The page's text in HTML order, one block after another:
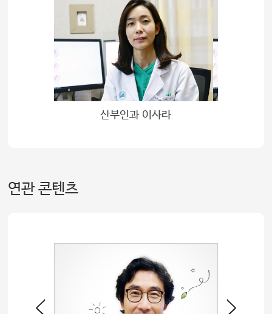
산부인과 이사라
연관 콘텐츠